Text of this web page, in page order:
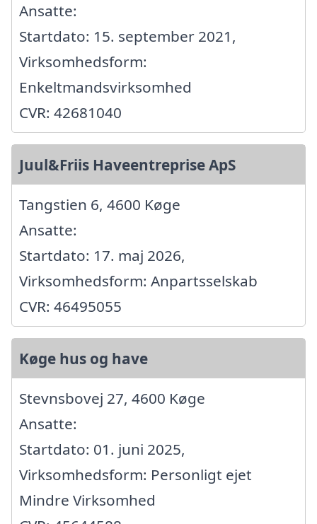
Ansatte:
Startdato: 15. september 2021,
Virksomhedsform:
Enkeltmandsvirksomhed
CVR: 42681040
Juul&Friis Haveentreprise ApS
Tangstien 6, 4600 Køge
Ansatte:
Startdato: 17. maj 2026,
Virksomhedsform: Anpartsselskab
CVR: 46495055
Køge hus og have
Stevnsbovej 27, 4600 Køge
Ansatte:
Startdato: 01. juni 2025,
Virksomhedsform: Personligt ejet
Mindre Virksomhed